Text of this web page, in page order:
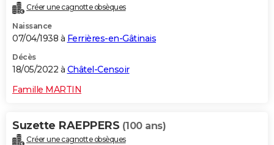
Créer une cagnotte obsèques
Naissance
07/04/1938 à Ferrières-en-Gâtinais
Décès
18/05/2022 à Châtel-Censoir
Famille MARTIN
Suzette RAEPPERS (100 ans)
Créer une cagnotte obsèques